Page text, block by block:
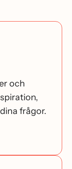
och
frågor.